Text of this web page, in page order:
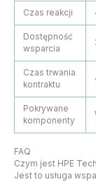
Czas reakcji
Dostępność
wsparcia
Czas trwania
kontraktu
Pokrywane
komponenty
FAQ
Czym jest HPE
Jest to usługa